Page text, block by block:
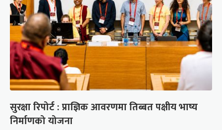
सुरक्षा रिपोर्ट : प्राज्ञिक आवरणमा तिब्बत पक्षीय भाष्य
निर्माणको योजना